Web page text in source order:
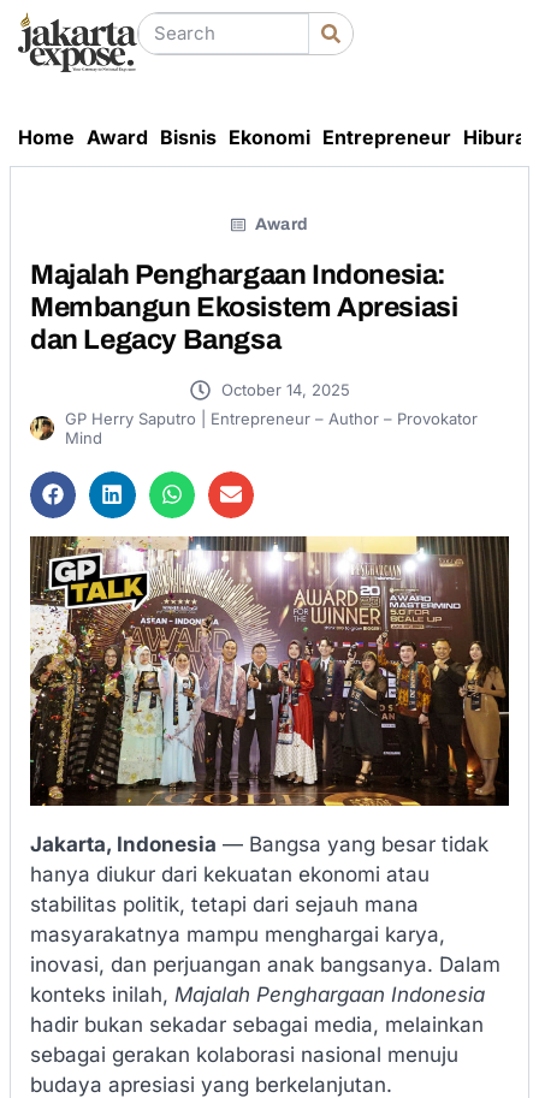
Home Award Bisnis Ekonomi Entrepreneur Hiburan
Award
Majalah Penghargaan Indonesia:
Membangun Ekosistem Apresiasi
dan Legacy Bangsa
October 14, 2025
GP Herry Saputro | Entrepreneur – Author – Provokator
Mind
Jakarta, Indonesia — Bangsa yang besar tidak
hanya diukur dari kekuatan ekonomi atau
stabilitas politik, tetapi dari sejauh mana
masyarakatnya mampu menghargai karya,
inovasi, dan perjuangan anak bangsanya. Dalam
konteks inilah, Majalah Penghargaan Indonesia
hadir bukan sekadar sebagai media, melainkan
sebagai gerakan kolaborasi nasional menuju
budaya apresiasi yang berkelanjutan.